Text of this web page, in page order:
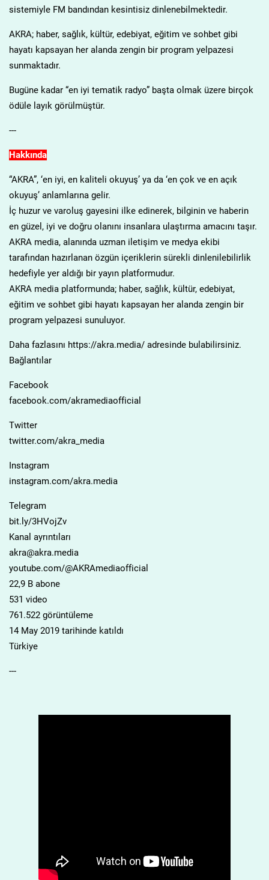
sistemiyle FM bandından kesintisiz dinlenebilmektedir.
AKRA; haber, sağlık, kültür, edebiyat, eğitim ve sohbet gibi
hayatı kapsayan her alanda zengin bir program yelpazesi
sunmaktadır.
Bugüne kadar “en iyi tematik radyo” başta olmak üzere birçok
ödüle layık görülmüştür.
---
Hakkında
“AKRA”, ‘en iyi, en kaliteli okuyuş’ ya da ‘en çok ve en açık
okuyuş’ anlamlarına gelir.
İç huzur ve varoluş gayesini ilke edinerek, bilginin ve haberin
en güzel, iyi ve doğru olanını insanlara ulaştırma amacını taşır.
AKRA media, alanında uzman iletişim ve medya ekibi
tarafından hazırlanan özgün içeriklerin sürekli dinlenilebilirlik
hedefiyle yer aldığı bir yayın platformudur.
AKRA media platformunda; haber, sağlık, kültür, edebiyat,
eğitim ve sohbet gibi hayatı kapsayan her alanda zengin bir
program yelpazesi sunuluyor.
Daha fazlasını https://akra.media/ adresinde bulabilirsiniz.
Bağlantılar
Facebook
facebook.com/akramediaofficial
Twitter
twitter.com/akra_media
Instagram
instagram.com/akra.media
Telegram
bit.ly/3HVojZv
Kanal ayrıntıları
akra@akra.media
youtube.com/@AKRAmediaofficial
22,9 B abone
531 video
761.522 görüntüleme
14 May 2019 tarihinde katıldı
Türkiye
---